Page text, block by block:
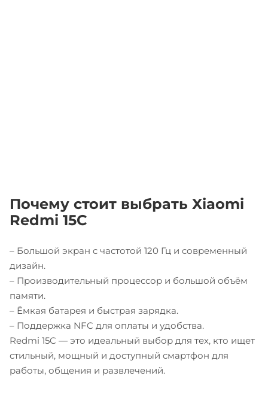
Почему стоит выбрать Xiaomi
Redmi 15C
– Большой экран с частотой 120 Гц и современный
дизайн.
– Производительный процессор и большой объём
памяти.
– Ёмкая батарея и быстрая зарядка.
– Поддержка NFC для оплаты и удобства.
Redmi 15C — это идеальный выбор для тех, кто ищет
стильный, мощный и доступный смартфон для
работы, общения и развлечений.